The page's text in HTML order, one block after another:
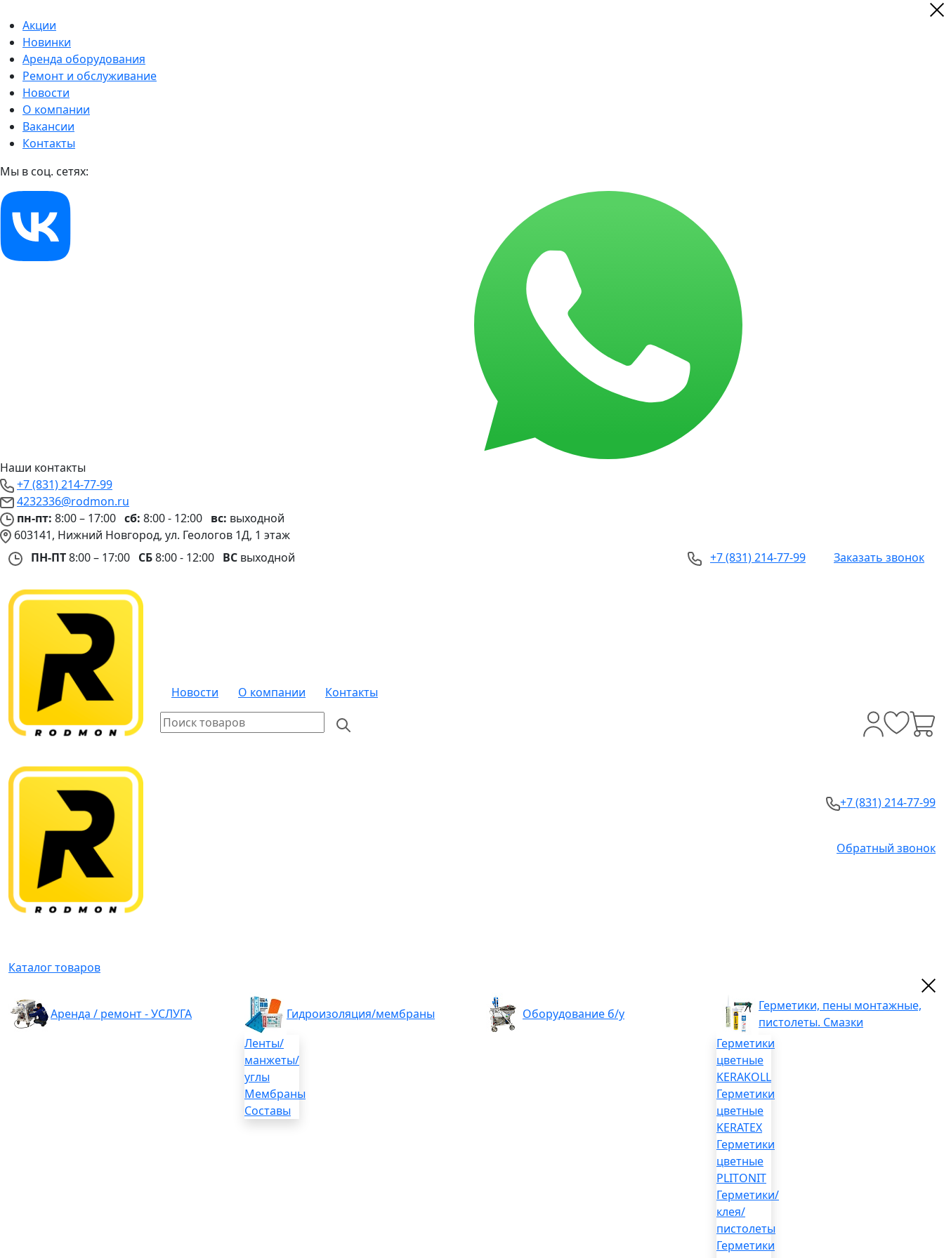
Акции
Новинки
Аренда оборудования
Ремонт и обслуживание
Новости
О компании
Вакансии
Контакты
Мы в соц. сетях:
Наши контакты
+7 (831) 214-77-99
4232336@rodmon.ru
пн-пт: 8:00 – 17:00 сб: 8:00 - 12:00 вс: выходной
603141, Нижний Новгород, ул. Геологов 1Д, 1 этаж
ПН-ПТ8:00 – 17:00 СБ8:00 - 12:00 ВС выходной +7 (831) 214-77-99 Заказать звонок
Новости О компании Контакты
+7 (831) 214-77-99
Обратный звонок
Каталог товаров
Аренда / ремонт - УСЛУГА
Гидроизоляция/мембраны
Ленты/
манжеты/
углы
Мембраны
Составы
Оборудование б/у
Герметики, пены монтажные,
пистолеты. Смазки
Герметики
цветные
KERAKOLL
Герметики
цветные
KERATEX
Герметики
цветные
PLITONIT
Герметики/
клея/
пистолеты
Герметики